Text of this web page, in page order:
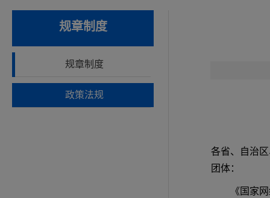
规章制度
规章制度
政策法规
各省、自治
团体：
《国家